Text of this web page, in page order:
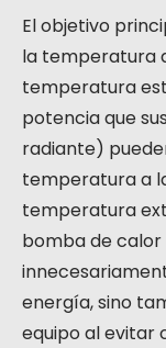
El objetivo
la temperatura
temperatura
potencia que
radiante)
temperatura a
temperatura
bomba de
energía, sino
equipo al evitar